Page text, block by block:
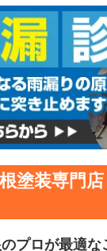
塗装専門
プロが最適な